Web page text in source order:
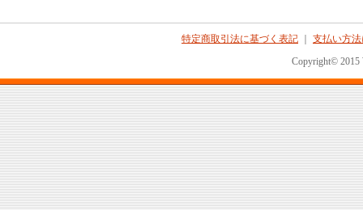
特定商取引法に基づく表記
支払い方
Copyright© 2015